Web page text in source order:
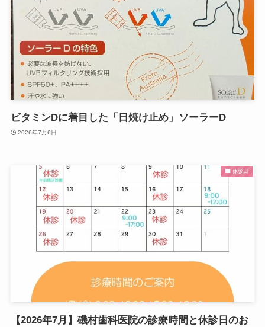
ビタミンDに着目した「日焼け止め」ソーラーD
2026年7月6日
休診日
【2026年7月】磯村歯科医院の診療時間と休診日のお